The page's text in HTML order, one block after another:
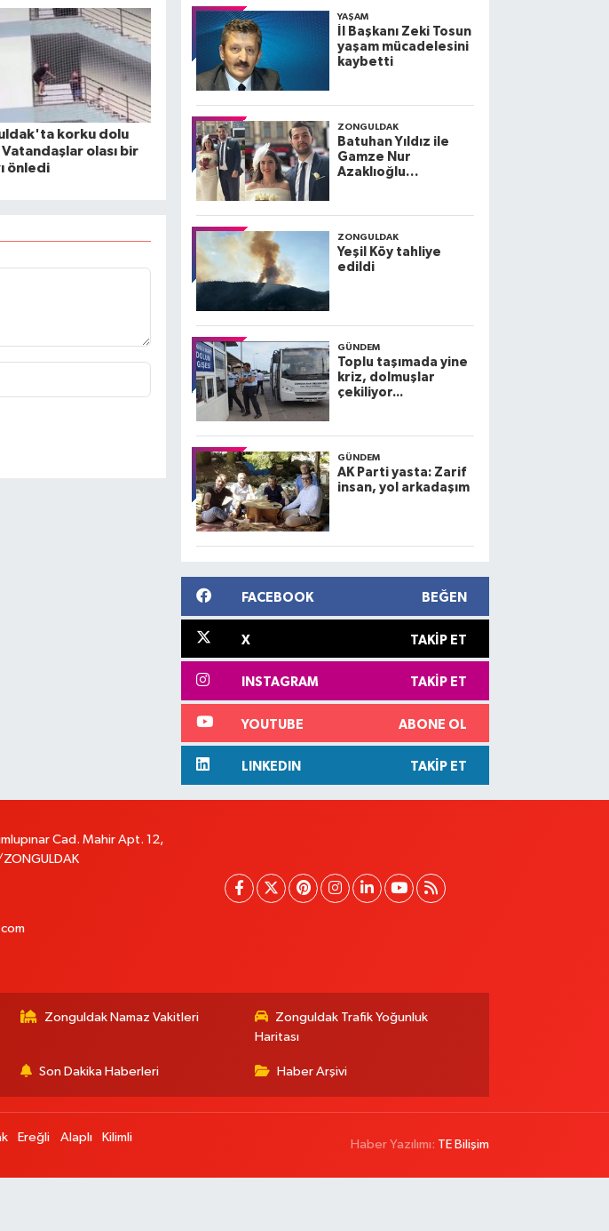
korku dolu
olası bir
önledi
YAŞAM
İl Başkanı Zeki Tosun
yaşam mücadelesini
kaybetti
ZONGULDAK
Batuhan Yıldız ile
Gamze Nur
Azaklıoğlu
ZONGULDAK
Yeşil Köy tahliye
edildi
GÜNDEM
Toplu taşımada yine
kriz, dolmuşlar
çekiliyor...
GÜNDEM
AK Parti yasta: Zarif
insan, yol arkadaşım
FACEBOOK BEĞEN
X TAKIP ET
INSTAGRAM TAKIP ET
YOUTUBE ABONE OL
LINKEDIN TAKIP ET
Cad. Mahir Apt. 12,
Zonguldak Namaz Vakitleri
Zonguldak Trafik Yoğunluk
Haritası
Son Dakika Haberleri Haber Arşivi
Ereğli Alaplı Kilimli
Haber Yazılımı: TE Bilişim